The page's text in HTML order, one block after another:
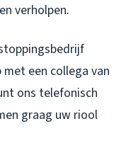
verholpen.
een collega van
ons telefonisch
graag uw riool